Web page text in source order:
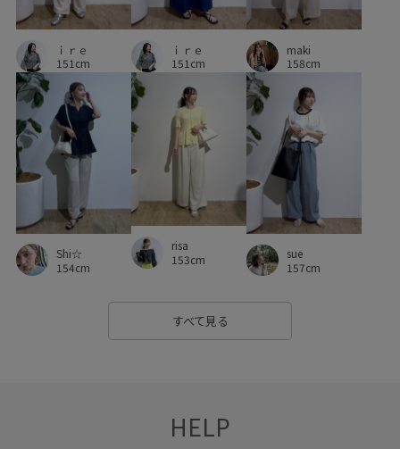
スポーツ スポーティ スラックス セットアップ
タフな素材 デニムに合わせる トラッド トレンド感
ナチュラル ニット ニットトップス パール
ビジュー ビスチェ フィット感 フリーサイズ
ブラウス ブラウン プリーツスカート
ベーシック ポーチ メッシュ モダン レトロ
ロングシーズン ワイドシルエット 伸縮性
別注アイテム 女性らしい印象
程よい厚み
ｉｒｅ
151cm
ｉｒｅ
151cm
maki
158cm
Shi☆
154cm
risa
153cm
sue
157cm
すべて見る
HELP